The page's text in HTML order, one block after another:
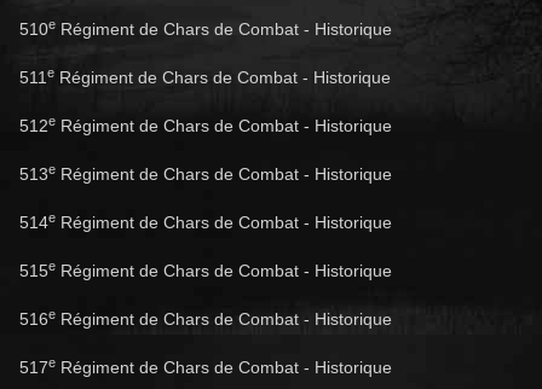
510e Régiment de Chars de Combat - Historique
511 e Régiment de Chars de Combat - Historique
512e Régiment de Chars de Combat - Historique
513e Régiment de Chars de Combat - Historique
514e Régiment de Chars de Combat - Historique
515e Régiment de Chars de Combat - Historique
516e Régiment de Chars de Combat - Historique
517e Régiment de Chars de Combat - Historique